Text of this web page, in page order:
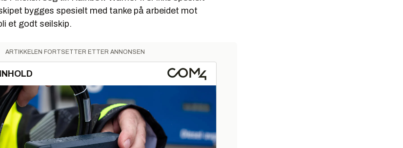
tonn
skonnert
bygges spesielt med tanke på arbeidet mot
et godt seilskip.
ARTIKKELEN FORTSETTER ETTER ANNONSEN